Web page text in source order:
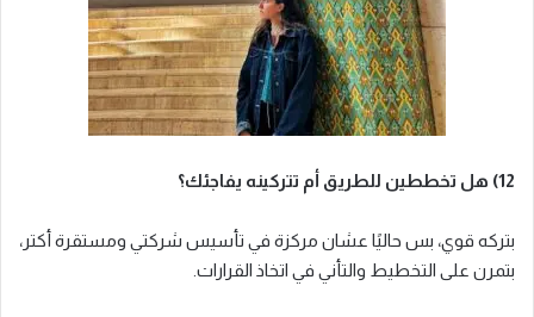
12) هل تخططين للطريق أم تتركينه يفاجئك؟
بتركه قوي، بس حاليًا عشان مركزة في تأسيس شركتي ومستقرة أكتر،
بتمرن على التخطيط والتأني في اتخاذ القرارات.